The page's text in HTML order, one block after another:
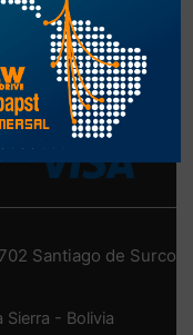
Santiago de Surco
Sierra - Bolivia